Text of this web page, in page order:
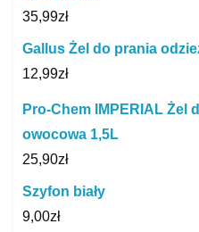
35,99zł
Gallus Żel do prania
12,99zł
Pro-Chem IMPERIAL Żel
owocowa 1,5L
25,90zł
Szyfon biały
9,00zł